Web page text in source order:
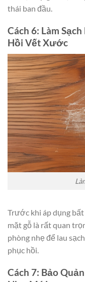
thái ban đầu.
Cách 6: Làm
Hồi Vết Xước
Trước khi áp dụng
mặt gỗ là rất quan
phòng nhẹ để lau
phục hồi.
Cách 7: Bảo